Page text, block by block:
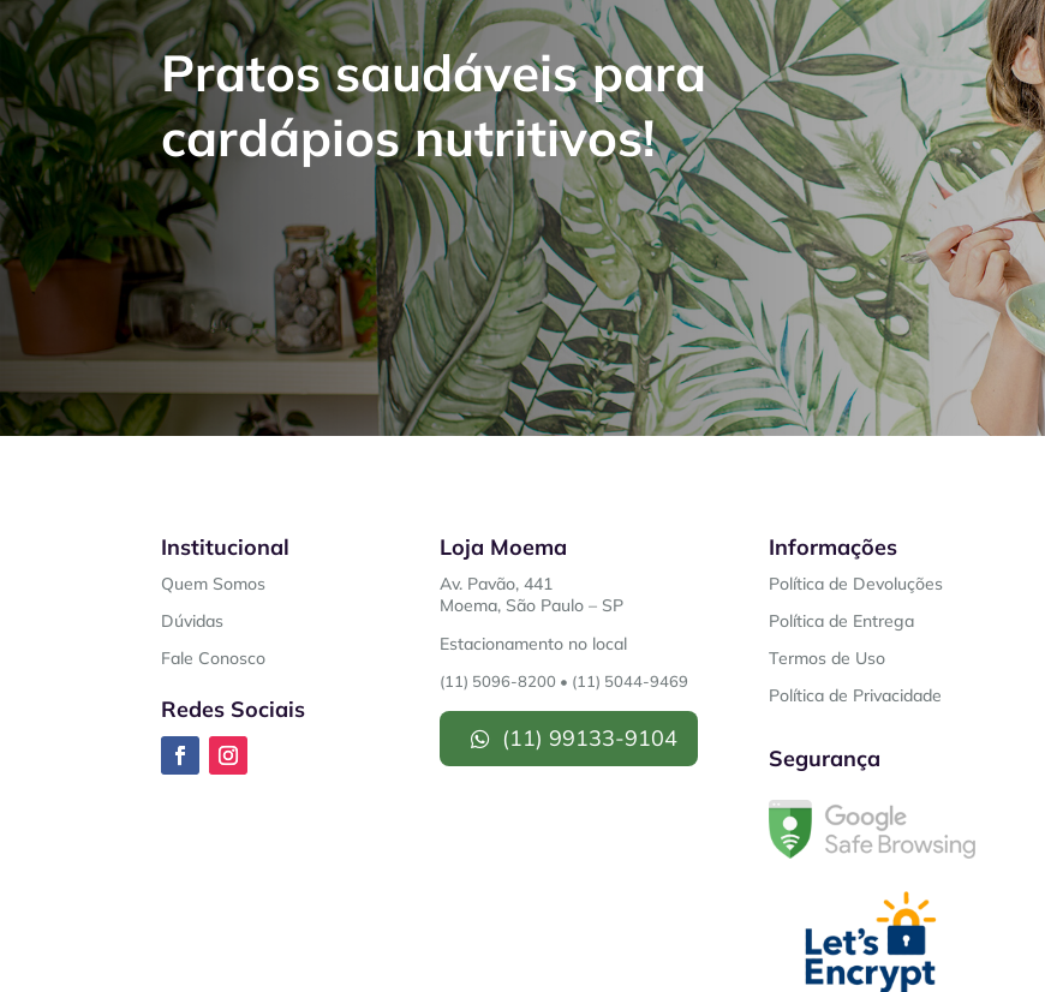
Pratos saudáveis para
cardápios nutritivos!
Institucional
Quem Somos
Dúvidas
Fale Conosco
Redes Sociais
Loja Moema
Av. Pavão, 441
Moema, São Paulo – SP
Estacionamento no local
(11) 5096-8200 • (11) 5044-9469
(11) 99133-9104
Informações
Política de Devoluções
Política de Entrega
Termos de Uso
Política de Privacidade
Segurança